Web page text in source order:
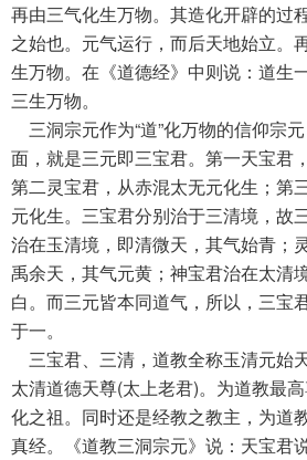
再由三气化生万物。其造化开辟的过
之始也。元气运行，而后天地始立。
生万物。在《道德经》中则说：道生
三生万物。
三洞宗元作为“道”化万物的信仰宗
面，就是三元即三宝君。第一天宝君
第二灵宝君，从赤混太无元化生；第
元化生。三宝君分别治于三清境，故
治在玉清境，即清微天，其气始青；
禹余天，其气元黄；神宝君治在太清
白。而三元皆本同道气，所以，三宝
于一。
三宝君、三清，道教全称玉清元始
太清道德天尊(太上老君)。为道教最
化之祖。同时还是经教之教主，为道
真经。《道教三洞宗元》说：天宝君